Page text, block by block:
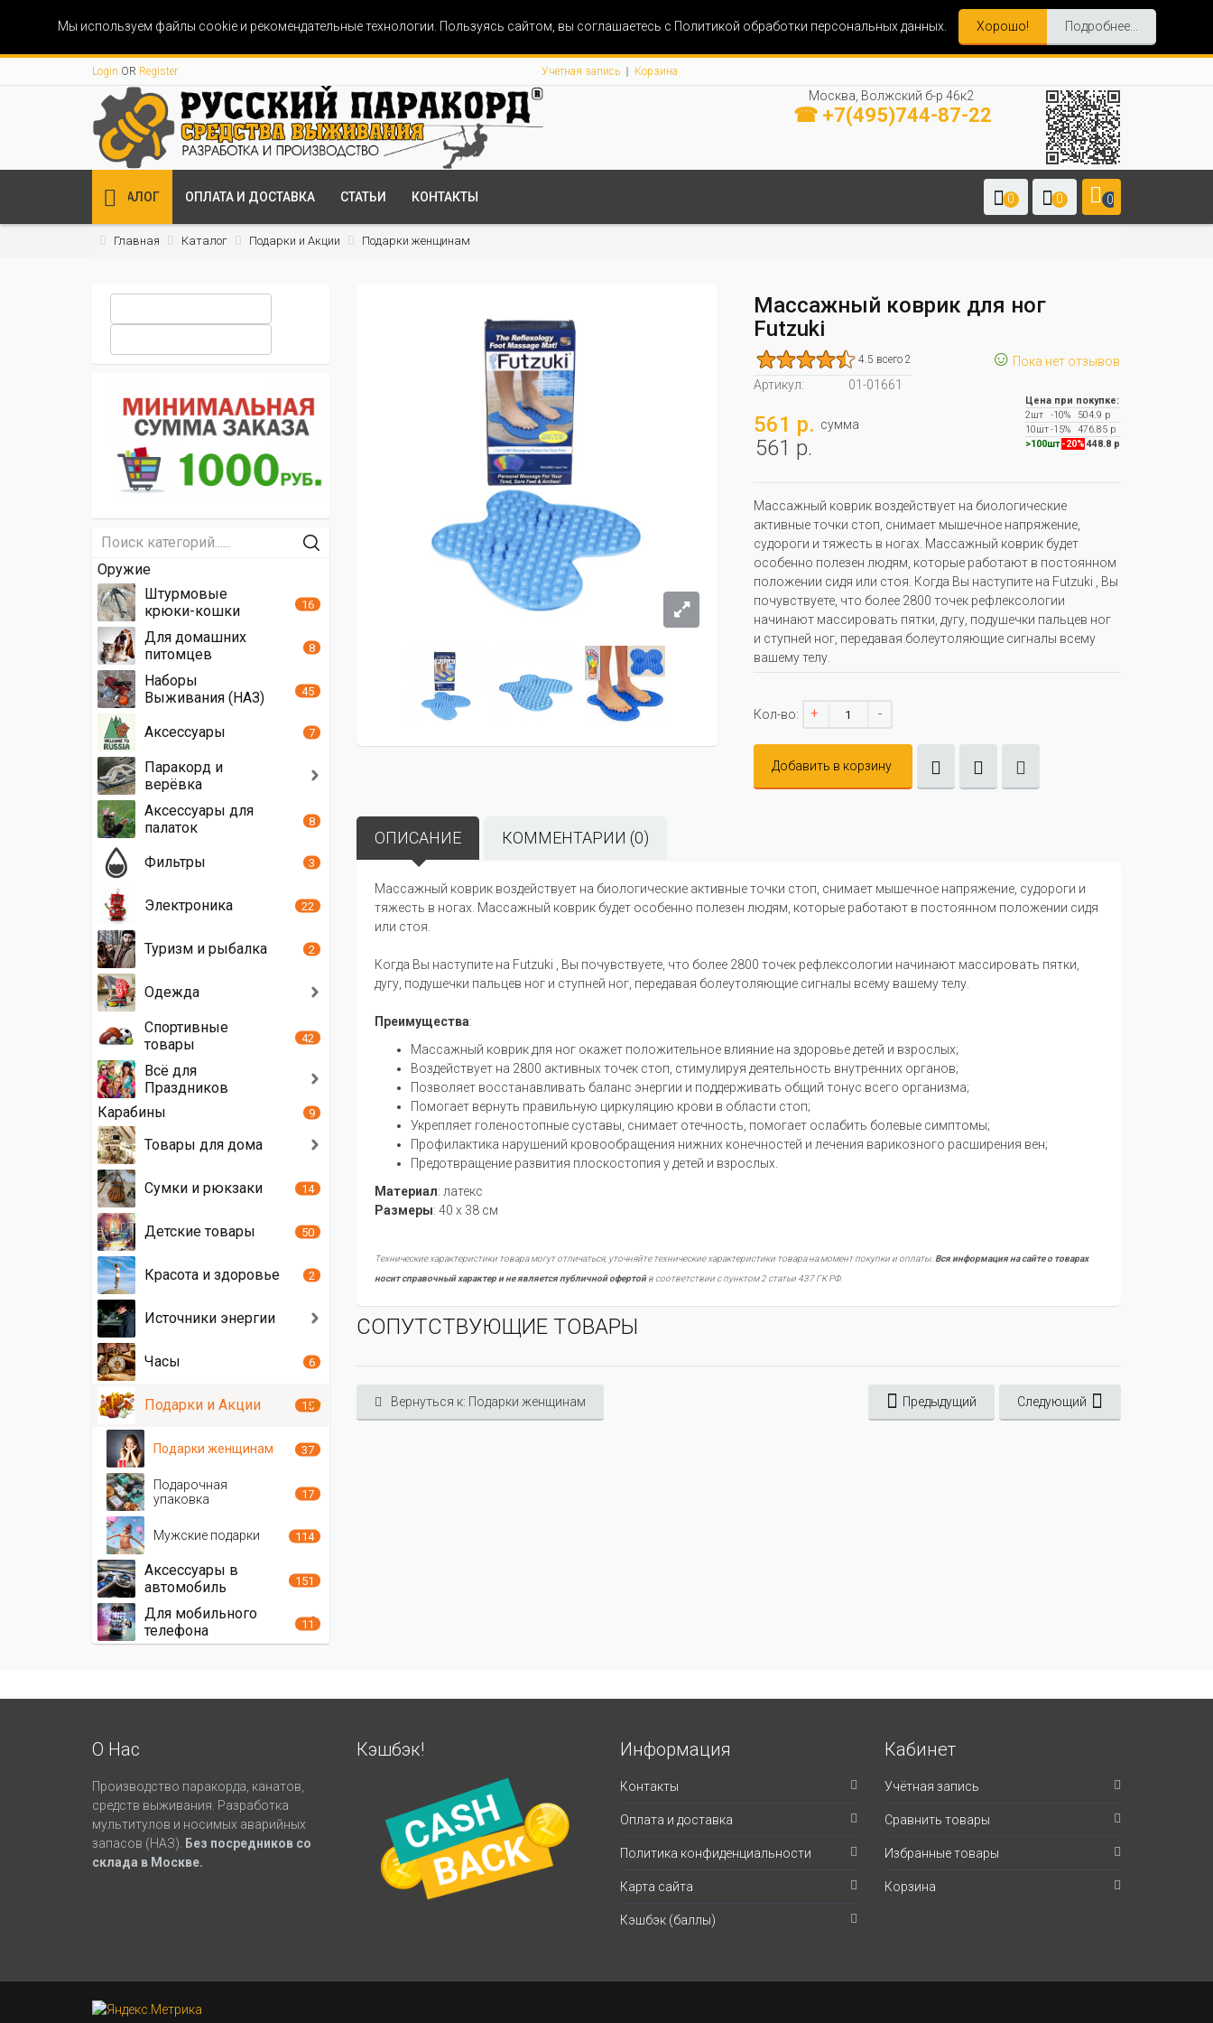
Мы используем файлы cookie и рекомендательные технологии. Пользуясь сайтом, вы соглашаетесь с Политикой обработки персональных данных. Хорошо! Подробнее...
Login OR Register Учетная запись Корзина
Москва, Волжский б-р 46к2
☎ +7(495)744-87-22
КАТАЛОГ ОПЛАТА И ДОСТАВКА СТАТЬИ КОНТАКТЫ 0 0 0
Главная Каталог Подарки и Акции Подарки женщинам
Массажный коврик для ног
Futzuki
4.5 всего 2 ☺ Пока нет отзывов
Артикул:
01-01661
561 р. сумма
561 р.
Цена при покупке:
2шт
-10%
504.9 р
10шт-15%
476.85 р
>100шт -20%448.8 р
Массажный коврик воздействует на биологические
активные точки стоп, снимает мышечное напряжение,
судороги и тяжесть в ногах. Массажный коврик будет
особенно полезен людям, которые работают в постоянном
положении сидя или стоя. Когда Вы наступите на Futzuki , Вы
почувствуете, что более 2800 точек рефлексологии
начинают массировать пятки, дугу, подушечки пальцев ног
и ступней ног, передавая болеутоляющие сигналы всему
вашему телу.
Кол-во: + -
Добавить в корзину
ОПИСАНИЕ КОММЕНТАРИИ (0)
Массажный коврик воздействует на биологические активные точки стоп, снимает мышечное напряжение, судороги и
тяжесть в ногах. Массажный коврик будет особенно полезен людям, которые работают в постоянном положении сидя
или стоя.
Когда Вы наступите на Futzuki , Вы почувствуете, что более 2800 точек рефлексологии начинают массировать пятки,
дугу, подушечки пальцев ног и ступней ног, передавая болеутоляющие сигналы всему вашему телу.
Преимущества:
Массажный коврик для ног окажет положительное влияние на здоровье детей и взрослых;
Воздействует на 2800 активных точек стоп, стимулируя деятельность внутренних органов;
Позволяет восстанавливать баланс энергии и поддерживать общий тонус всего организма;
Помогает вернуть правильную циркуляцию крови в области стоп;
Укрепляет голеностопные суставы, снимает отечность, помогает ослабить болевые симптомы;
Профилактика нарушений кровообращения нижних конечностей и лечения варикозного расширения вен;
Предотвращение развития плоскостопия у детей и взрослых.
Материал: латекс
Размеры: 40 x 38 см
Технические характеристики товара могут отличаться, уточняйте технические характеристики товара на момент покупки и оплаты. Вся информация на сайте о товарах
носит справочный характер и не является публичной офертойв соответствии с пунктом 2 статьи 437 ГК РФ.
СОПУТСТВУЮЩИЕ ТОВАРЫ
Вернуться к: Подарки женщинам Предыдущий Следующий
Оружие
Штурмовые
крюки-кошки
16
Для домашних
питомцев
8
Наборы
Выживания (НАЗ)
45
Аксессуары 7
Паракорд и
верёвка
Аксессуары для
палаток
8
Фильтры 3
Электроника 22
Туризм и рыбалка 2
Одежда
Спортивные
товары
42
Всё для
Праздников
Карабины
9
Товары для дома
Сумки и рюкзаки 14
Детские товары 50
Красота и здоровье 2
Источники энергии
Часы 6
Подарки и Акции 15
Подарки женщинам 37
Подарочная
упаковка
17
Мужские подарки 114
Аксессуары в
автомобиль
151
Для мобильного
телефона
11
О Нас
Производство паракорда, канатов,
средств выживания. Разработка
мультитулов и носимых аварийных
запасов (НАЗ).
Без посредников со
склада в Москве.
Кэшбэк! Информация
Контакты
Оплата и доставка
Политика конфиденциальности
Карта сайта
Кэшбэк (баллы)
Кабинет
Учётная запись
Сравнить товары
Избранные товары
Корзина